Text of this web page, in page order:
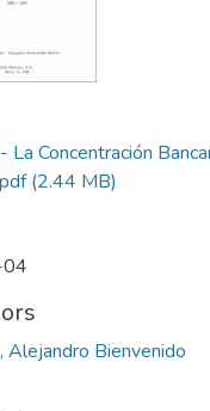
La Concentración
(2.44 MB)
Alejandro Bienvenido